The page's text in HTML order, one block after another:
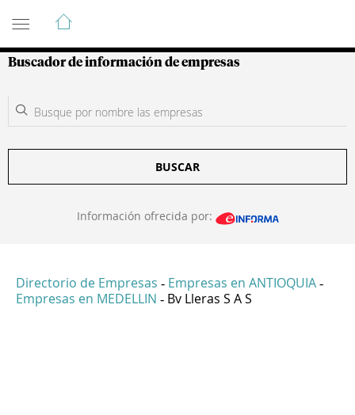
Guía de Empresas Colombianas
Buscador de información de empresas
BUSCAR
Información ofrecida por:
Directorio de Empresas - Empresas en ANTIOQUIA -
Empresas en MEDELLIN - Bv Lleras S A S